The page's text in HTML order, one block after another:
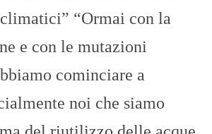
“Ormai con la
e con le mutazioni
cominciare a
noi che siamo